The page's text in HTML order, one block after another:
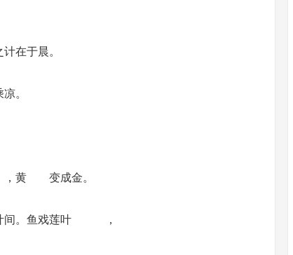
晨。
，黄 变成金。
。鱼戏莲叶 ，